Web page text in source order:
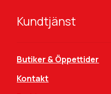
Kundtjänst
Butiker & Öppettider
Kontakt